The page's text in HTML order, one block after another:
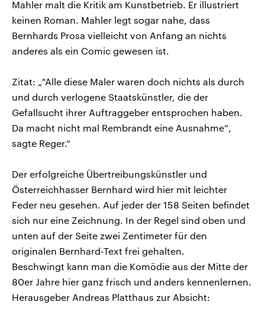
Mahler malt die Kritik am Kunstbetrieb. Er illustriert
keinen Roman. Mahler legt sogar nahe, dass
Bernhards Prosa vielleicht von Anfang an nichts
anderes als ein Comic gewesen ist.
Zitat: „"Alle diese Maler waren doch nichts als durch
und durch verlogene Staatskünstler, die der
Gefallsucht ihrer Auftraggeber entsprochen haben.
Da macht nicht mal Rembrandt eine Ausnahme“,
sagte Reger.“
Der erfolgreiche Übertreibungskünstler und
Österreichhasser Bernhard wird hier mit leichter
Feder neu gesehen. Auf jeder der 158 Seiten befindet
sich nur eine Zeichnung. In der Regel sind oben und
unten auf der Seite zwei Zentimeter für den
originalen Bernhard-Text frei gehalten.
Beschwingt kann man die Komödie aus der Mitte der
80er Jahre hier ganz frisch und anders kennenlernen.
Herausgeber Andreas Platthaus zur Absicht: